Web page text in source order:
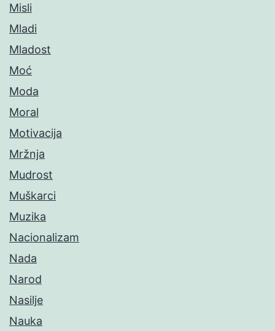
Misli
Mladi
Mladost
Moć
Moda
Moral
Motivacija
Mržnja
Mudrost
Muškarci
Muzika
Nacionalizam
Nada
Narod
Nasilje
Nauka